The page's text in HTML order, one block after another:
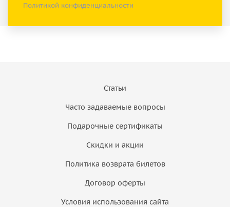
Политикой конфиденциальности
Статьи
Часто задаваемые вопросы
Подарочные сертификаты
Скидки и акции
Политика возврата билетов
Договор оферты
Условия использования сайта